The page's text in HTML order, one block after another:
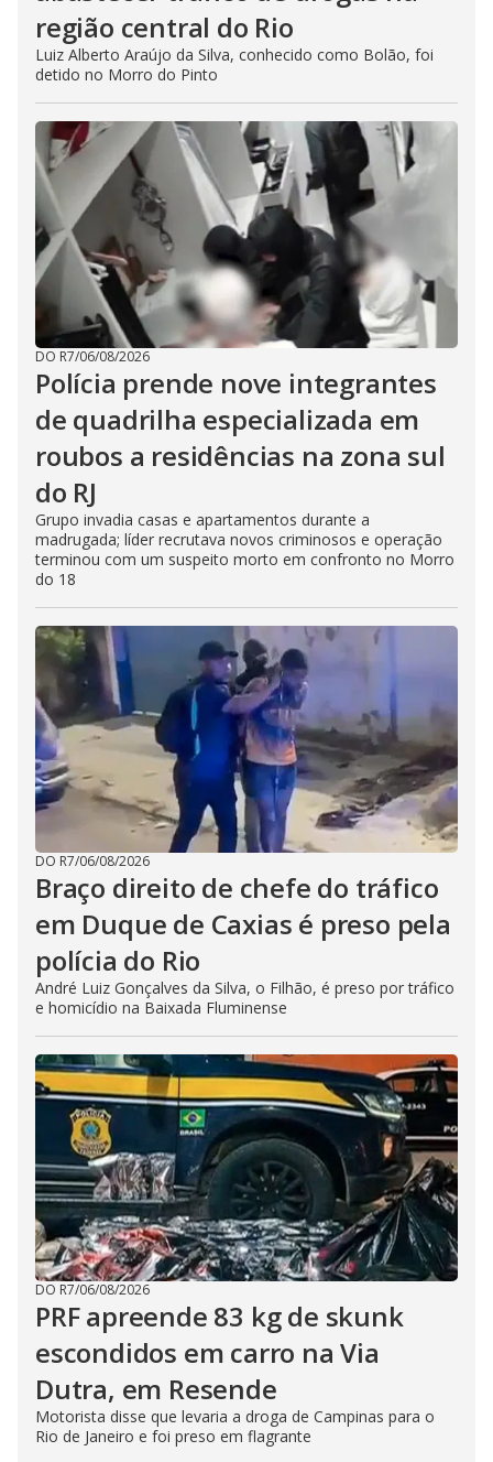
região central do Rio
Luiz Alberto Araújo da Silva, conhecido como Bolão, foi
detido no Morro do Pinto
DO R7/06/08/2026
Polícia prende nove integrantes
de quadrilha especializada em
roubos a residências na zona sul
do RJ
Grupo invadia casas e apartamentos durante a
madrugada; líder recrutava novos criminosos e operação
terminou com um suspeito morto em confronto no Morro
do 18
DO R7/06/08/2026
Braço direito de chefe do tráfico
em Duque de Caxias é preso pela
polícia do Rio
André Luiz Gonçalves da Silva, o Filhão, é preso por tráfico
e homicídio na Baixada Fluminense
DO R7/06/08/2026
PRF apreende 83 kg de skunk
escondidos em carro na Via
Dutra, em Resende
Motorista disse que levaria a droga de Campinas para o
Rio de Janeiro e foi preso em flagrante